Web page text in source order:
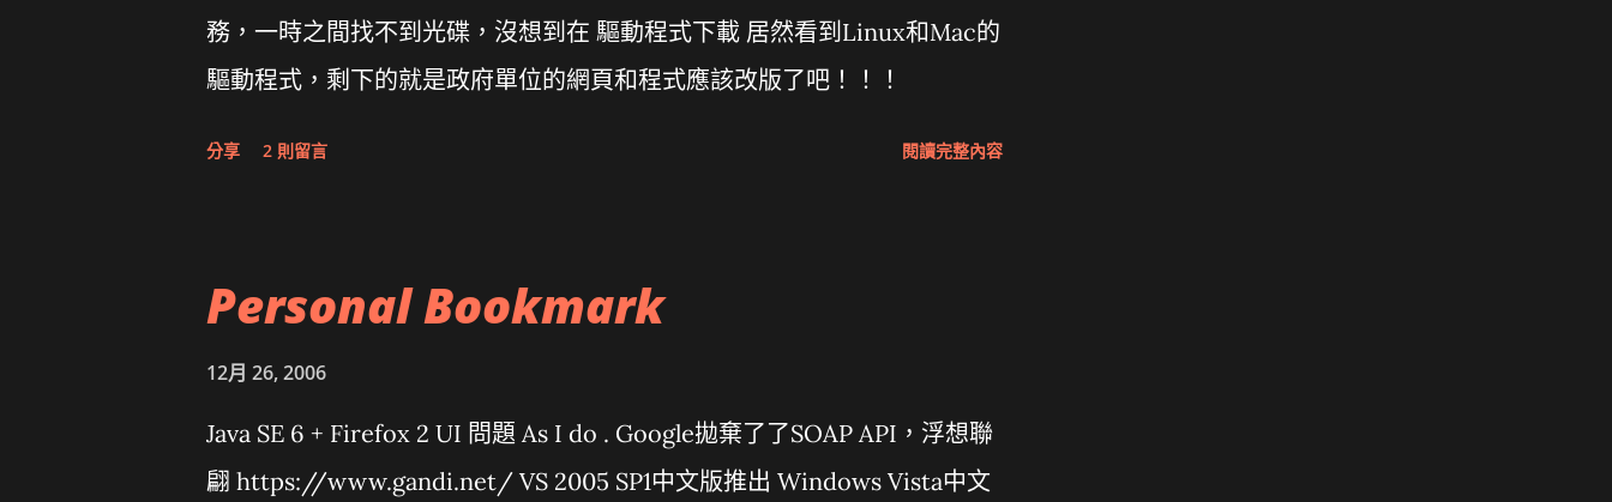
務，一時之間找不到光碟，沒想到在 驅動程式下載 居然看到Linux和Mac的
驅動程式，剩下的就是政府單位的網頁和程式應該改版了吧！！！
分享 2 則留言 閱讀完整內容
Personal Bookmark
12月 26, 2006
Java SE 6 + Firefox 2 UI 問題 As I do . Google拋棄了了SOAP API，浮想聯
翩 https://www.gandi.net/ VS 2005 SP1中文版推出 Windows Vista中文